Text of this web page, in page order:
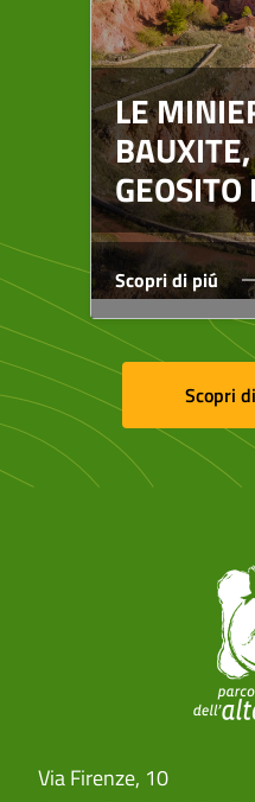
LE
GEOSITO
Scopri di piú
Scopri
Via Firenze, 10